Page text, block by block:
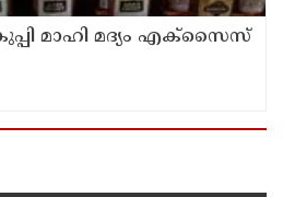
മാഹി മദ്യം എക്സൈസ്